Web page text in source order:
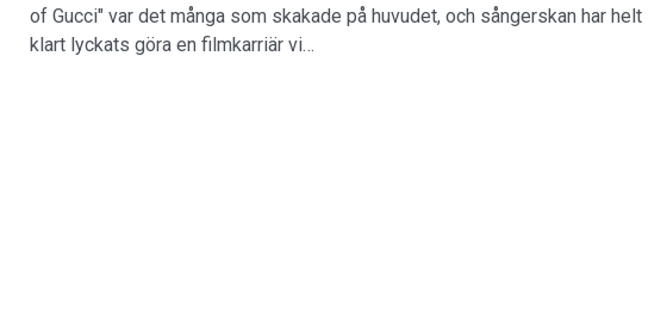
of Gucci" var det många som skakade på huvudet, och sångerskan har helt
klart lyckats göra en filmkarriär vi…